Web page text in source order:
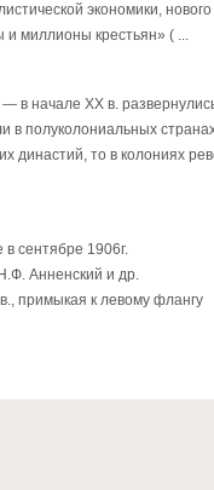
экономики, нового
и миллионы крестьян» ( ...
в начале XX в.
в полуколониальных
династий, то в колониях
сентябре 1906г.
Анненский и др.
примыкая к левому флангу